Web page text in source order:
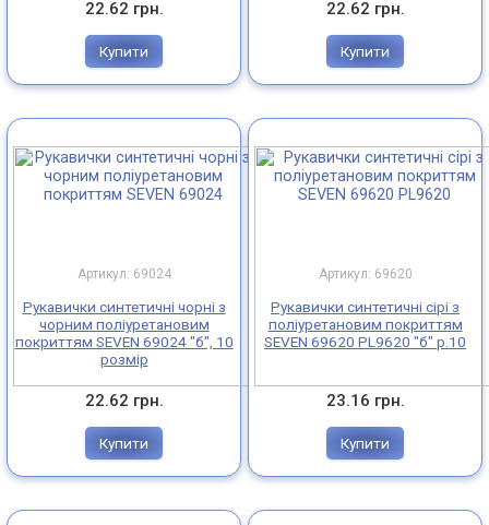
22.62 грн.
Купити
22.62 грн.
Купити
Артикул: 69024
Рукавички синтетичні чорні з
чорним поліуретановим
покриттям SEVEN 69024 "б", 10
розмір
22.62 грн.
Купити
Артикул: 69620
Рукавички синтетичні сірі з
поліуретановим покриттям
SEVEN 69620 PL9620 "б" р.10
23.16 грн.
Купити